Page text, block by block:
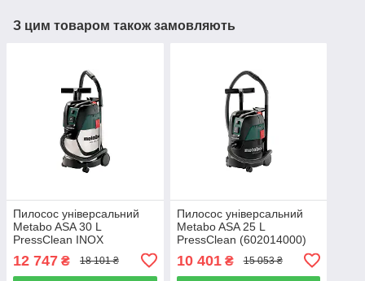
З цим товаром також замовляють
Пилосос універсальний
Metabo ASA 30 L
PressClean INOX
12 747 ₴ 18 101 ₴
Пилосос універсальний
Metabo ASA 25 L
PressClean (602014000)
10 401₴ 15 053 ₴